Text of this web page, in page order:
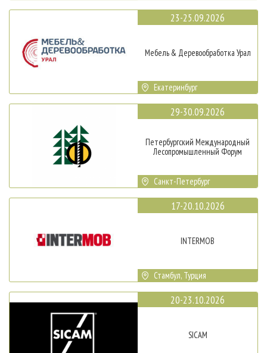
23-25.09.2026
Мебель & Деревообработка Урал
Екатеринбург
29-30.09.2026
Петербургский Международный
Лесопромышленный Форум
Санкт-Петербург
17-20.10.2026
INTERMOB
Стамбул, Турция
20-23.10.2026
SICAM